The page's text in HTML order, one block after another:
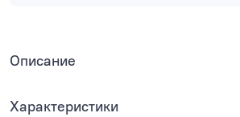
Описание
Характеристики